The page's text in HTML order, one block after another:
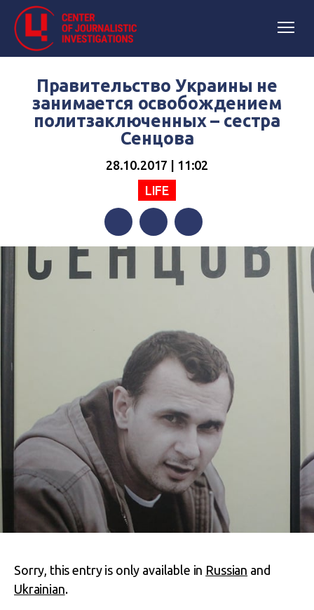
Правительство Украины не
занимается освобождением
политзаключенных – сестра
Сенцова
28.10.2017 | 11:02
LIFE
FacebookTwitterTelegram
Sorry, this entry is only available in Russian and
Ukrainian.